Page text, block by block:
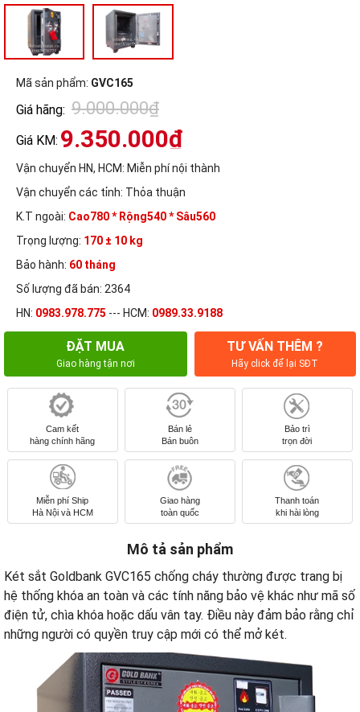
Mã sản phẩm: GVC165
Giá hãng: 9.000.000₫
Giá KM: 9.350.000₫
Vận chuyển HN, HCM: Miễn phí nội thành
Vận chuyển các tỉnh: Thỏa thuận
K.T ngoài: Cao780 * Rộng540 * Sâu560
Trọng lượng: 170 ± 10 kg
Bảo hành: 60 tháng
Số lượng đã bán: 2364
HN: 0983.978.775 --- HCM: 0989.33.9188
ĐẶT MUA
Giao hàng tận nơi
TƯ VẤN THÊM ?
Hãy click để lại SĐT
Cam kết
hàng chính hãng
Bán lẻ
Bán buôn
Bảo trì
trọn đời
Miễn phí Ship
Hà Nội và HCM
Giao hàng
toàn quốc
Thanh toán
khi hài lòng
Mô tả sản phẩm
Két sắt Goldbank GVC165 chống cháy thường được trang bị
hệ thống khóa an toàn và các tính năng bảo vệ khác như mã số
điện tử, chìa khóa hoặc dấu vân tay. Điều này đảm bảo rằng chỉ
những người có quyền truy cập mới có thể mở két.